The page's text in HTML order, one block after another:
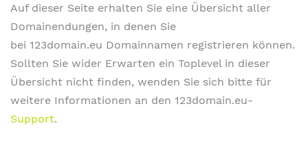
Auf dieser Seite erhalten Sie eine Übersicht aller
Domainendungen, in denen Sie
bei 123domain.eu Domainnamen registrieren können.
Sollten Sie wider Erwarten ein Toplevel in dieser
Übersicht nicht finden, wenden Sie sich bitte für
weitere Informationen an den 123domain.eu-
Support.